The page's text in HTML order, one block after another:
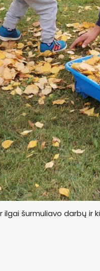
ilgai šurmuliavo darbų ir